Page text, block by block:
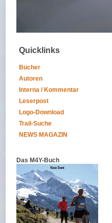
Quicklinks
Bücher
Autoren
Interna / Kommentar
Leserpost
Logo-Download
Trail-Suche
NEWS MAGAZIN
Das M4Y-Buch